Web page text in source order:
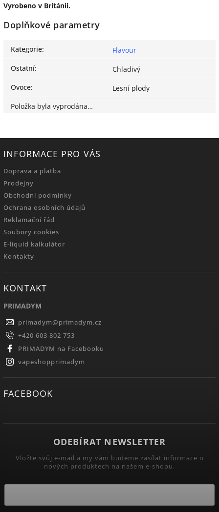
Vyrobeno v Británii.
Doplňkové parametry
Kategorie:
Flavour
Ostatní:
Chladivý
Ovoce:
Lesní plody
Položka byla vyprodána…
INFORMACE PRO VÁS
Doprava a platba
Prodejny
Obchodní podmínky
Ochrana osobních údajů
Reklamační řád
Soubory cookies
E-liquid kalkulátor
Kontakty
KONTAKT
PRIMADYM
primadym@primadym.cz
+420 603 802 753
PRIMADYM na Facebooku
vapeshopprimadym
FACEBOOK
ODEBÍRAT NEWSLETTER
Vložte svůj e-mail a my vám budeme zasílat informace o
nových produktech na našem e-shopu.